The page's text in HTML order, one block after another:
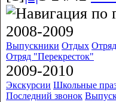
2008-2009
Выпускники Отдых
Отряд "Перекресток"
2009-2010
Экскурсии Школьные
Последний звонок